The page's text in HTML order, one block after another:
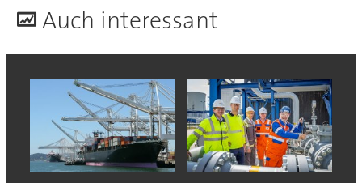
Auch interessant